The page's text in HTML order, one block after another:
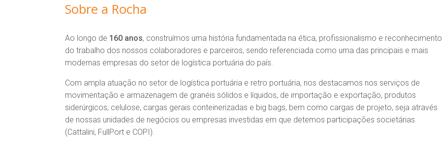
Sobre a Rocha
Ao longo de 160 anos, construímos uma história fundamentada na ética, profissionalismo e reconhecimento
do trabalho dos nossos colaboradores e parceiros, sendo referenciada como uma das principais e mais
modernas empresas do setor de logística portuária do país.
Com ampla atuação no setor de logística portuária e retro portuária, nos destacamos nos serviços de
movimentação e armazenagem de granéis sólidos e líquidos, de importação e exportação, produtos
siderúrgicos, celulose, cargas gerais conteinerizadas e big bags, bem como cargas de projeto, seja através
de nossas unidades de negócios ou empresas investidas em que detemos participações societárias
(Cattalini, FullPort e COPI).